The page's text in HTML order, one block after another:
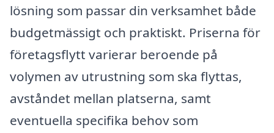
lösning som passar din verksamhet både
budgetmässigt och praktiskt. Priserna för
företagsflytt varierar beroende på
volymen av utrustning som ska flyttas,
avståndet mellan platserna, samt
eventuella specifika behov som